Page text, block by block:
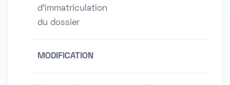
d'immatriculation
du dossier
MODIFICATION